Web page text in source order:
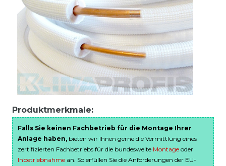
Produktmerkmale:
Falls Sie keinen Fachbetrieb für die Montage Ihrer
Anlage haben, bieten wir Ihnen gerne die Vermittlung eines
zertifizierten Fachbetriebs für die bundesweite Montage oder
Inbetriebnahme an. So erfüllen Sie die Anforderungen der EU-